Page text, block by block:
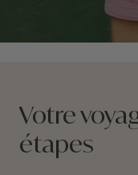
Votre
étapes